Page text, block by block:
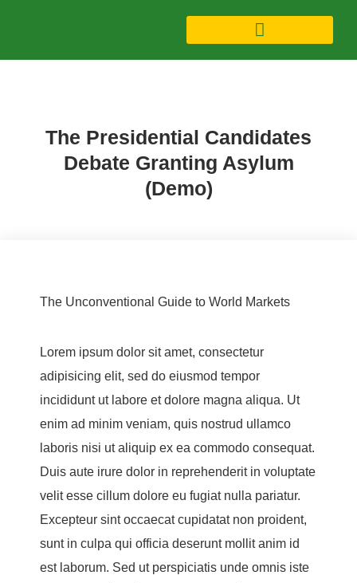
The Presidential Candidates
Debate Granting Asylum
(Demo)
The Unconventional Guide to World Markets
Lorem ipsum dolor sit amet, consectetur
adipisicing elit, sed do eiusmod tempor
incididunt ut labore et dolore magna aliqua. Ut
enim ad minim veniam, quis nostrud ullamco
laboris nisi ut aliquip ex ea commodo consequat.
Duis aute irure dolor in reprehenderit in voluptate
velit esse cillum dolore eu fugiat nulla pariatur.
Excepteur sint occaecat cupidatat non proident,
sunt in culpa qui officia deserunt mollit anim id
est laborum. Sed ut perspiciatis unde omnis iste